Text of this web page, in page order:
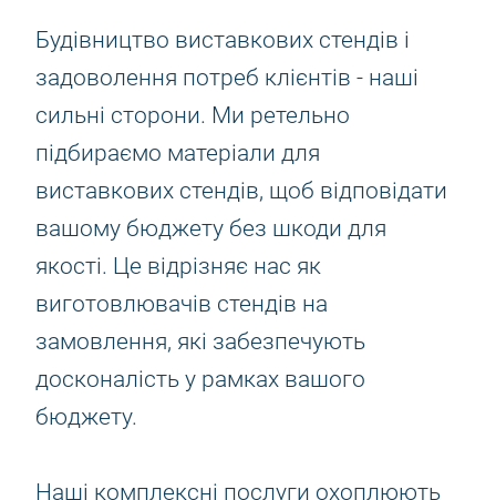
Будівництво виставкових стендів і
задоволення потреб клієнтів - наші
сильні сторони. Ми ретельно
підбираємо матеріали для
виставкових стендів, щоб відповідати
вашому бюджету без шкоди для
якості. Це відрізняє нас як
виготовлювачів стендів на
замовлення, які забезпечують
досконалість у рамках вашого
бюджету.
Наші комплексні послуги охоплюють